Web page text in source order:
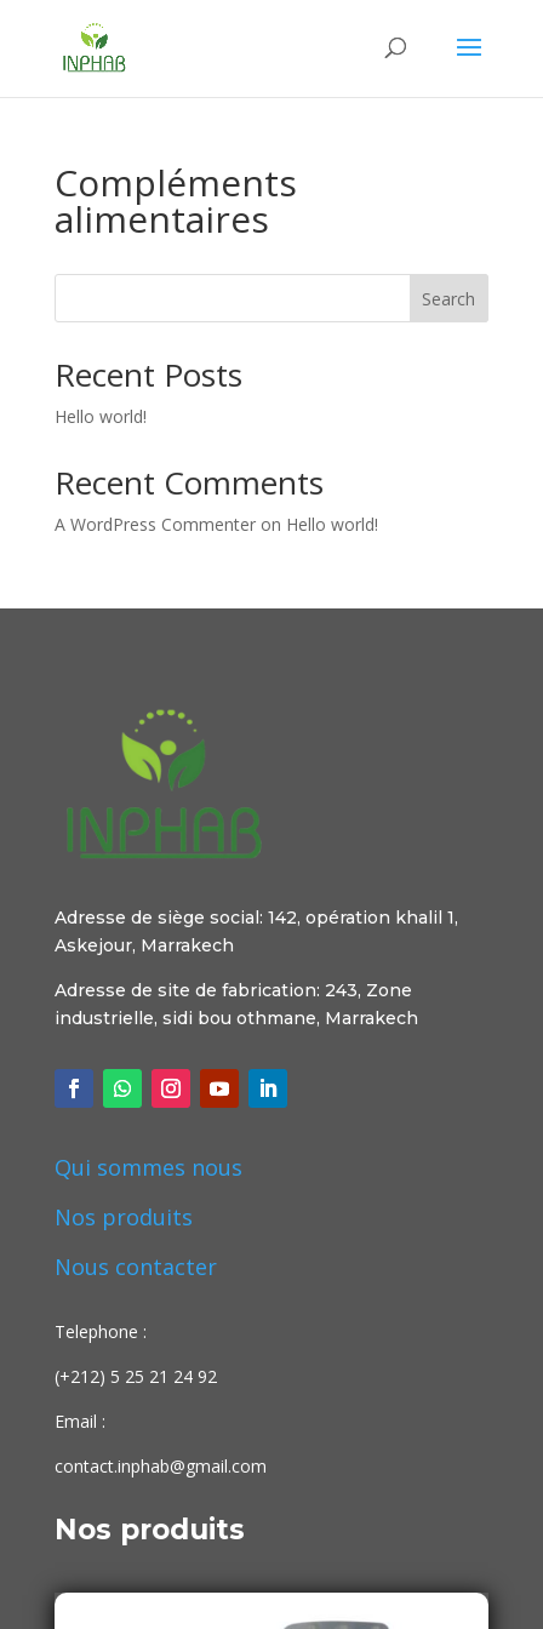
Compléments
alimentaires
Search
Recent Posts
Hello world!
Recent Comments
A WordPress Commenteron Hello world!
Adresse de siège social: 142, opération khalil 1,
Askejour, Marrakech
Adresse de site de fabrication: 243, Zone
industrielle, sidi bou othmane, Marrakech
Qui sommes nous
Nos produits
Nous contacter
Telephone :
(+212) 5 25 21 24 92
Email :
contact.inphab@gmail.com
Nos produits